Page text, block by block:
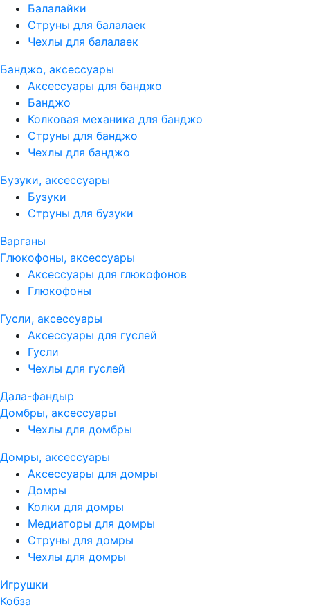
Балалайки
Струны для балалаек
Чехлы для балалаек
Банджо, аксессуары
Аксессуары для банджо
Банджо
Колковая механика для банджо
Струны для банджо
Чехлы для банджо
Бузуки, аксессуары
Бузуки
Струны для бузуки
Варганы
Глюкофоны, аксессуары
Аксессуары для глюкофонов
Глюкофоны
Гусли, аксессуары
Аксессуары для гуслей
Гусли
Чехлы для гуслей
Дала-фандыр
Домбры, аксессуары
Чехлы для домбры
Домры, аксессуары
Аксессуары для домры
Домры
Колки для домры
Медиаторы для домры
Струны для домры
Чехлы для домры
Игрушки
Кобза